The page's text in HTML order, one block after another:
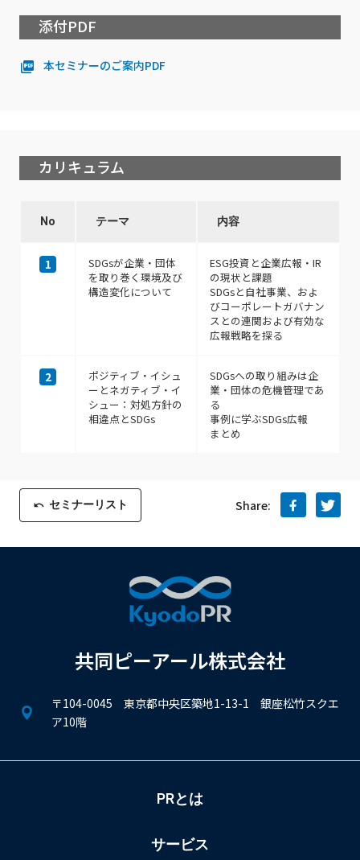
添付PDF
本セミナーのご案内PDF
カリキュラム
No テーマ 内容
1
SDGsが企業・団体
を取り巻く環境及び
構造変化について
ESG投資と企業広報・IR
の現状と課題
SDGsと自社事業、およ
びコーポレートガバナン
スとの連関および有効な
広報戦略を探る
2
ポジティブ・イシュ
ーとネガティブ・イ
シュー：対処方針の
相違点とSDGs
SDGsへの取り組みは企
業・団体の危機管理であ
る
事例に学ぶSDGs広報
まとめ
セミナーリスト Share:
共同ピーアール株式会社
〒104-0045 東京都中央区築地1-13-1 銀座松竹スクエ
ア10階
PRとは
サービス